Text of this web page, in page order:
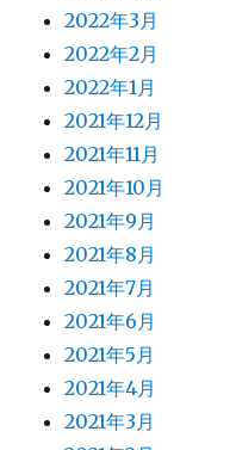
2022年3月
2022年2月
2022年1月
2021年12月
2021年11月
2021年10月
2021年9月
2021年8月
2021年7月
2021年6月
2021年5月
2021年4月
2021年3月